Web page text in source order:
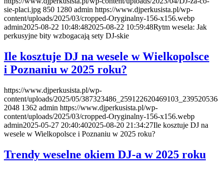
sie-placi.jpg 850 1280 admin https://www.djperkusista.pl/wp-
content/uploads/2025/03/cropped-Oryginalny-156-x156.webp
admin2025-08-22 10:48:482025-08-22 10:59:48Rytm wesela: Jak
perkusyjne bity wzbogacają sety DJ-skie
Ile kosztuje DJ na wesele w Wielkopolsce
i Poznaniu w 2025 roku?
https://www.djperkusista.pl/wp-
content/uploads/2025/05/
2048 1362 admin https://www.djperkusista.pl/wp-
content/uploads/2025/03/cropped-Oryginalny-156-x156.webp
admin2025-05-27 20:40:402025-08-20 21:34:27Ile kosztuje DJ na
wesele w Wielkopolsce i Poznaniu w 2025 roku?
Trendy weselne okiem DJ-a w 2025 roku